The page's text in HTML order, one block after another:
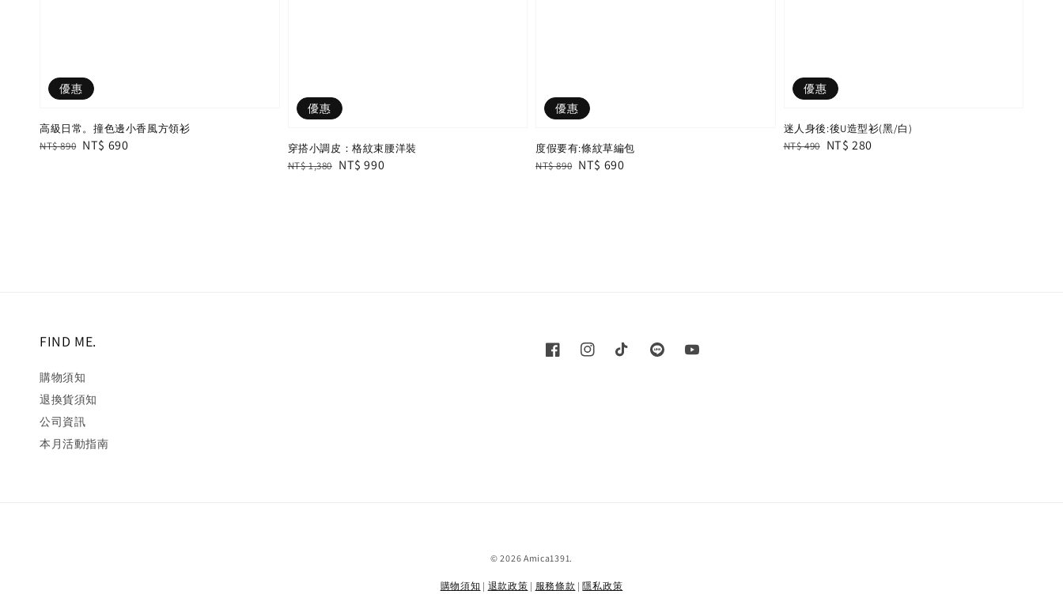
優惠
高級日常。撞色邊小香風方領衫
Regular
NT$ 890 Sale
NT$ 690
優惠
穿搭小調皮：格紋束腰洋裝
Regular
NT$ 1,380 Sale
NT$ 990
優惠
度假要有:條紋草編包
Regular
NT$ 890 Sale
NT$ 690
優惠
迷人身後:後U造型衫(黑/白)
Regular
NT$ 490 Sale
NT$ 280
FIND ME.
購物須知
退換貨須知
公司資訊
本月活動指南
© 2026 Amica1391.
購物須知 | 退款政策 | 服務條款 |隱私政策